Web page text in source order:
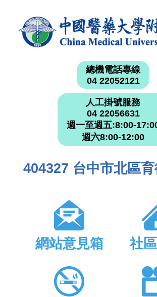
總機電話專線
04 22052121
人工掛號服務
04 22056631
週一至週五:8:00-
週六8:00-12:00
404327 台中市北區
網站意見箱 社